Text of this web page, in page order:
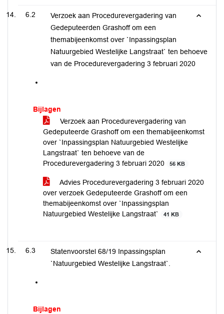
6.2
Verzoek aan Procedurevergadering van
Gedeputeerden Grashoff om een
themabijeenkomst over `Inpassingsplan
Natuurgebied Westelijke Langstraat` ten behoeve
van de Procedurevergadering 3 februari 2020
Bijlagen
Verzoek aan Procedurevergadering van
Gedeputeerde Grashoff om een themabijeenkomst
over `Inpassingsplan Natuurgebied Westelijke
Langstraat` ten behoeve van de
Procedurevergadering 3 februari 2020
56 KB
Advies Procedurevergadering 3 februari 2020
over verzoek Gedeputeerde Grashoff om een
themabijeenkomst over `Inpassingsplan
Natuurgebied Westelijke Langstraat`
41 KB
6.3
Statenvoorstel 68/19 Inpassingsplan
`Natuurgebied Westelijke Langstraat`.
Bijlagen